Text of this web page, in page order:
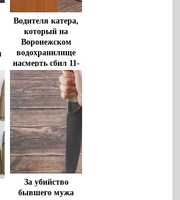
Водителя катера,
который на
Воронежском
водохранилище
насмерть сбил 11-
летнего мальчика,
взяли под стражу
За убийство
бывшего мужа